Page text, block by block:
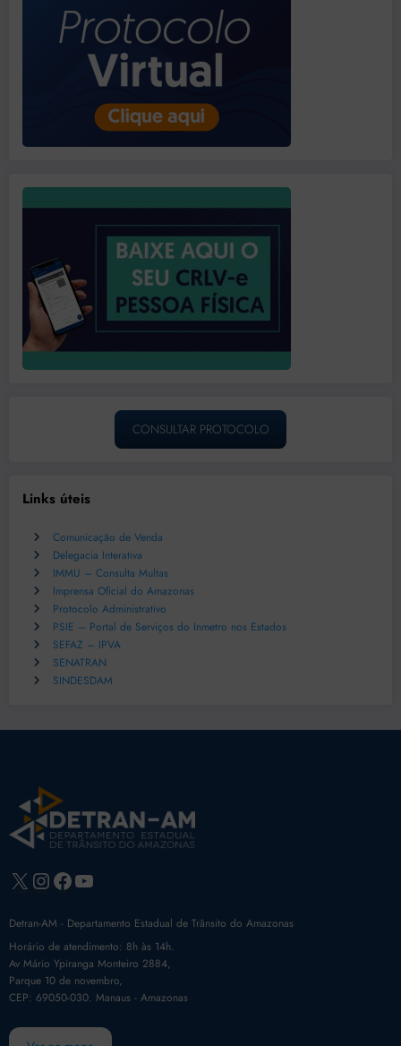
CONSULTAR PROTOCOLO
Links úteis
Comunicação de Venda
Delegacia Interativa
IMMU – Consulta Multas
Imprensa Oficial do Amazonas
Protocolo Administrativo
PSIE – Portal de Serviços do Inmetro nos Estados
SEFAZ – IPVA
SENATRAN
SINDESDAM
X Instagram
Facebook
Youtube
Detran-AM - Departamento Estadual de Trânsito do Amazonas
Horário de atendimento: 8h às 14h.
Av Mário Ypiranga Monteiro 2884,
Parque 10 de novembro,
CEP: 69050-030. Manaus - Amazonas